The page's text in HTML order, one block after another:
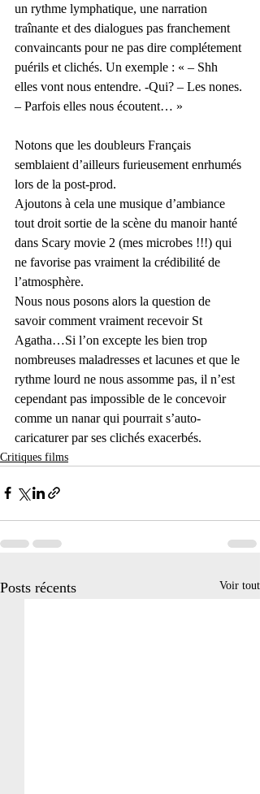
un rythme lymphatique, une narration
traînante et des dialogues pas franchement
convaincants pour ne pas dire complétement
puérils et clichés. Un exemple : « – Shh
elles vont nous entendre. -Qui? – Les nones.
– Parfois elles nous écoutent… »
Notons que les doubleurs Français
semblaient d’ailleurs furieusement enrhumés
lors de la post-prod.
Ajoutons à cela une musique d’ambiance
tout droit sortie de la scène du manoir hanté
dans Scary movie 2 (mes microbes !!!) qui
ne favorise pas vraiment la crédibilité de
l’atmosphère.
Nous nous posons alors la question de
savoir comment vraiment recevoir St
Agatha…Si l’on excepte les bien trop
nombreuses maladresses et lacunes et que le
rythme lourd ne nous assomme pas, il n’est
cependant pas impossible de le concevoir
comme un nanar qui pourrait s’auto-
caricaturer par ses clichés exacerbés.
Critiques films
Posts récents Voir tout